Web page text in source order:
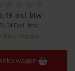
Incl. btw
Excl. btw
Beschikbaar